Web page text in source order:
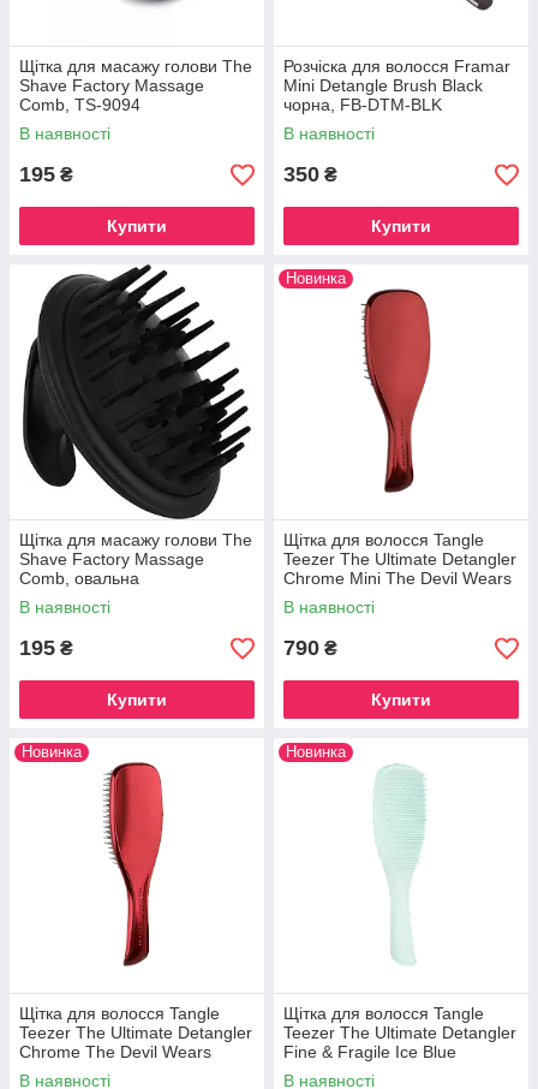
Щітка для масажу голови The
Shave Factory Massage
Comb, TS-9094
В наявності
195 ₴
Купити
Розчіска для волосся Framar
Mini Detangle Brush Black
чорна, FB-DTM-BLK
В наявності
350 ₴
Купити
Щітка для масажу голови The
Shave Factory Massage
Comb, овальна
В наявності
195 ₴
Купити
Новинка
Щітка для волосся Tangle
Teezer The Ultimate Detangler
Chrome Mini The Devil Wears
Prada
В наявності
790 ₴
Купити
Новинка
Щітка для волосся Tangle
Teezer The Ultimate Detangler
Chrome The Devil Wears
Prada
В наявності
Новинка
Щітка для волосся Tangle
Teezer The Ultimate Detangler
Fine & Fragile Ice Blue
В наявності